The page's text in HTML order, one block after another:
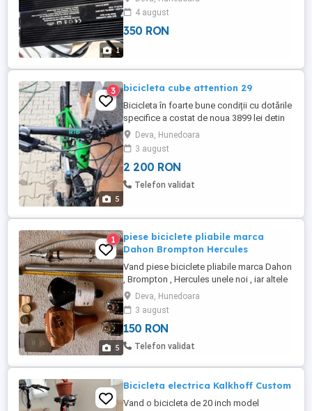
1
4 august
350 RON
5
3 bicicleta cube attention 29
Bicicleta în foarte bune condiții cu dotările
specifice a costat de noua 3899 lei detin
factura și acte am folosit o doar eu nu a
rupt dealurile o vând deoarece nu o mai
folosesc de mai mulți ani datorită
problemelor de genunchi pentru mai multe
detalii va stau la dispoziție.
Deva, Hunedoara
3 august
2 200 RON
Telefon validat
5
1
piese biciclete pliabile marca
Dahon Brompton Hercules
Vand piese biciclete pliabile marca Dahon
, Brompton , Hercules unele noi , iar altele
putin folosite. . Pretul incepe de la 150 de
lei in functie de piesa. Cele 2 sei Lepper
sunt din piele , sunt nefolosite ,
impecabile . Mai multe detalii telefonic
sau pe mail .
Deva, Hunedoara
3 august
150 RON
Telefon validat
Bicicleta electrica Kalkhoff Custom
Vand o bicicleta de 20 inch model